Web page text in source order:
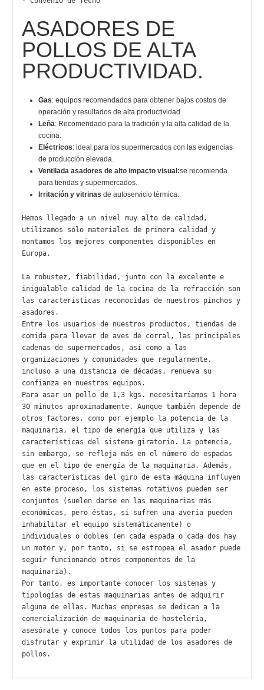
ASADORES DE
POLLOS DE ALTA
PRODUCTIVIDAD.
Gas: equipos recomendados para obtener bajos costos de
operación y resultados de alta productividad.
Leña: Recomendado para la tradición y la alta calidad de la
cocina.
Eléctricos: ideal para los supermercados con las exigencias
de producción elevada.
Ventilada asadores de alto impacto visual:se recomienda
para tiendas y supermercados.
Irritación y vitrinas de autoservicio térmica.
Hemos llegado a un nivel muy alto de calidad,
utilizamos sólo materiales de primera calidad y
montamos los mejores componentes disponibles en
Europa.
La robustez, fiabilidad, junto con la excelente e
inigualable calidad de la cocina de la refracción son
las características reconocidas de nuestros pinchos y
asadores.
Entre los usuarios de nuestros productos, tiendas de
comida para llevar de aves de corral, las principales
cadenas de supermercados, así como a las
organizaciones y comunidades que regularmente,
incluso a una distancia de décadas, renueva su
confianza en nuestros equipos.
Para asar un pollo de 1,3 kgs. necesitaríamos 1 hora
30 minutos aproximadamente. Aunque también depende de
otros factores, como por ejemplo la potencia de la
maquinaria, el tipo de energía que utiliza y las
características del sistema giratorio. La potencia,
sin embargo, se refleja más en el número de espadas
que en el tipo de energía de la maquinaria. Además,
las características del giro de esta máquina influyen
en este proceso, los sistemas rotativos pueden ser
conjuntos (suelen darse en las maquinarias más
económicas, pero éstas, si sufren una avería pueden
inhabilitar el equipo sistemáticamente) o
individuales o dobles (en cada espada o cada dos hay
un motor y, por tanto, si se estropea el asador puede
seguir funcionando otros componentes de la
maquinaria).
Por tanto, es importante conocer los sistemas y
tipologías de estas maquinarias antes de adquirir
alguna de ellas. Muchas empresas se dedican a la
comercialización de maquinaria de hostelería,
asesórate y conoce todos los puntos para poder
disfrutar y exprimir la utilidad de los asadores de
pollos.